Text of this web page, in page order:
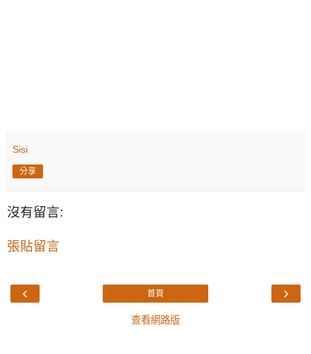
Sisi
分享
沒有留言:
張貼留言
‹ ›
首頁
查看網路版